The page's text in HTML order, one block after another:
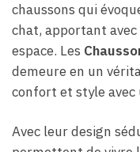
chaussons qui
chat, apportant avec
espace. Les
demeure en un
confort et style avec
Avec leur design